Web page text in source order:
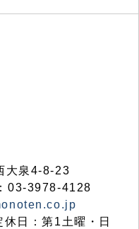
大泉4-8-23
03-3978-4128
日：第1土曜・日